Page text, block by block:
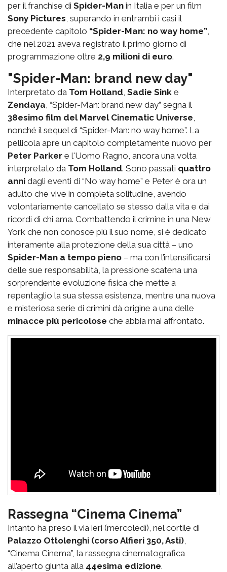
per il franchise di Spider-Man in Italia e per un film
Sony Pictures, superando in entrambi i casi il
precedente capitolo “Spider-Man: no way home”,
che nel 2021 aveva registrato il primo giorno di
programmazione oltre 2,9 milioni di euro.
"Spider-Man: brand new day"
Interpretato da Tom Holland, Sadie Sink e
Zendaya, “Spider-Man: brand new day” segna il
38esimo film del Marvel Cinematic Universe,
nonché il sequel di “Spider-Man: no way home”. La
pellicola apre un capitolo completamente nuovo per
Peter Parker e l'Uomo Ragno, ancora una volta
interpretato da Tom Holland. Sono passati quattro
anni dagli eventi di “No way home” e Peter è ora un
adulto che vive in completa solitudine, avendo
volontariamente cancellato se stesso dalla vita e dai
ricordi di chi ama. Combattendo il crimine in una New
York che non conosce più il suo nome, si è dedicato
interamente alla protezione della sua città – uno
Spider-Man a tempo pieno – ma con l’intensificarsi
delle sue responsabilità, la pressione scatena una
sorprendente evoluzione fisica che mette a
repentaglio la sua stessa esistenza, mentre una nuova
e misteriosa serie di crimini dà origine a una delle
minacce più pericolose che abbia mai affrontato.
Rassegna “Cinema Cinema”
Intanto ha preso il via ieri (mercoledì), nel cortile di
Palazzo Ottolenghi (corso Alfieri 350, Asti),
“Cinema Cinema”, la rassegna cinematografica
all’aperto giunta alla 44esima edizione.